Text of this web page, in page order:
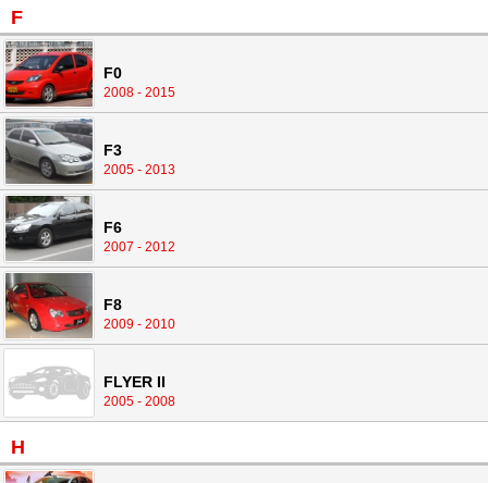
F
F0
2008 - 2015
F3
2005 - 2013
F6
2007 - 2012
F8
2009 - 2010
FLYER II
2005 - 2008
H